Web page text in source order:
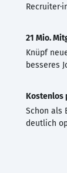
21 Mio.
Knüpf
besseres
Schon als
deutlich